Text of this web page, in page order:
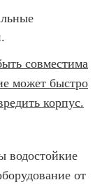
совместима
может быстро
корпус.
водостойкие
от